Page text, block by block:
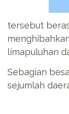
tersebut
limapuluhan
Sebagian
sejumlah